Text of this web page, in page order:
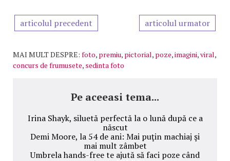
articolul precedent articolul urmator
MAI MULT DESPRE: foto, premiu, pictorial, poze,imagini,viral,
concurs de frumusete, sedinta foto
Pe aceeasi tema...
Irina Shayk, siluetă perfectă la o lună după ce a
născut
Demi Moore, la 54 de ani: Mai puţin machiaj şi
mai mult zâmbet
Umbrela hands-free te ajută să faci poze când